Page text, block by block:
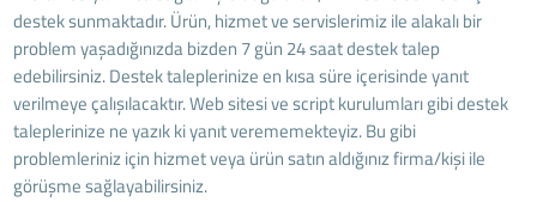
destek sunmaktadır. Ürün, hizmet ve servislerimiz ile alakalı bir
problem yaşadığınızda bizden 7 gün 24 saat destek talep
edebilirsiniz. Destek taleplerinize en kısa süre içerisinde yanıt
verilmeye çalışılacaktır. Web sitesi ve script kurulumları gibi destek
taleplerinize ne yazık ki yanıt verememekteyiz. Bu gibi
problemleriniz için hizmet veya ürün satın aldığınız firma/kişi ile
görüşme sağlayabilirsiniz.